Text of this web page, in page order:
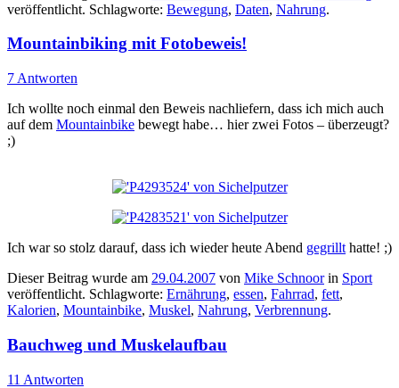
veröffentlicht. Schlagworte: Bewegung, Daten, Nahrung.
Mountainbiking mit Fotobeweis!
7 Antworten
Ich wollte noch einmal den Beweis nachliefern, dass ich mich auch
auf dem Mountainbike bewegt habe… hier zwei Fotos – überzeugt?
;)
Ich war so stolz darauf, dass ich wieder heute Abend gegrillt hatte! ;)
Dieser Beitrag wurde am 29.04.2007 von Mike Schnoorin Sport
veröffentlicht. Schlagworte: Ernährung, essen, Fahrrad, fett,
Kalorien, Mountainbike, Muskel, Nahrung, Verbrennung.
Bauchweg und Muskelaufbau
11 Antworten